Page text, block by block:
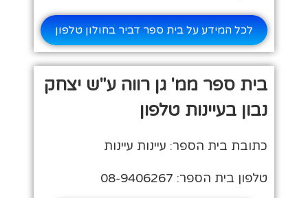
לכל המידע על בית ספר דביר בחולון טלפון
בית ספר ממ' גן רווה ע"ש יצחק
נבון בעיינות טלפון
כתובת בית הספר: עיינות עיינות
טלפון בית הספר: 08-9406267